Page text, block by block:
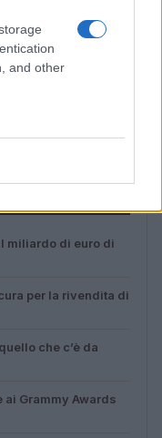
and other
mastering,
miliardo di euro di
per la rivendita di
che c’è da
ai Grammy Awards